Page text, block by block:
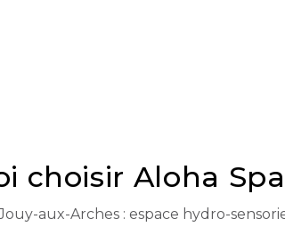
choisir Aloha
aux-Arches : espace hydro-